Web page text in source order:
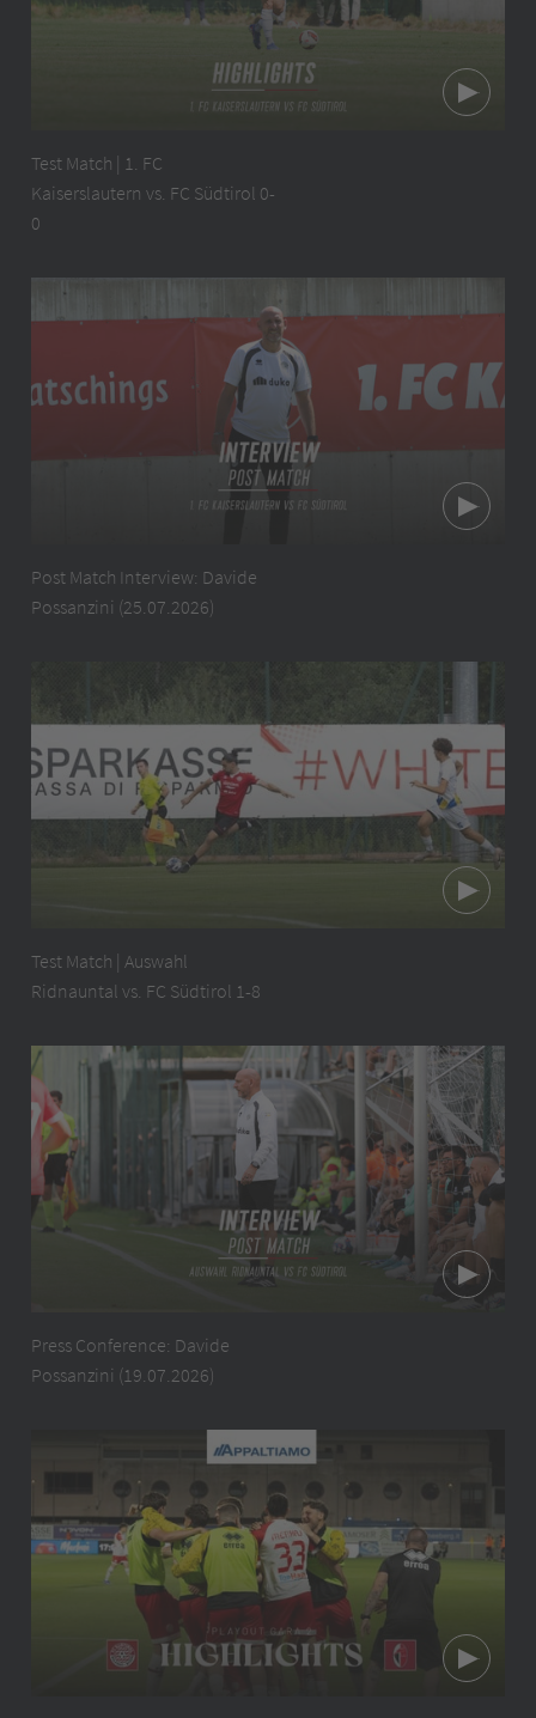
Test Match | 1. FC
Kaiserslautern vs. FC Südtirol 0-
0
Post Match Interview: Davide
Possanzini (25.07.2026)
Test Match | Auswahl
Ridnauntal vs. FC Südtirol 1-8
Press Conference: Davide
Possanzini (19.07.2026)